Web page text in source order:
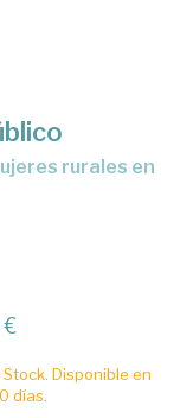
Stock. Disponible en
días.